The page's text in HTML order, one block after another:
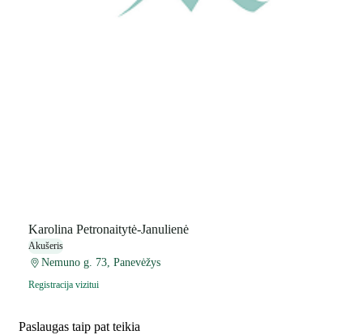
Karolina Petronaitytė-Janulienė
Akušeris
Nemuno g. 73, Panevėžys
Registracija vizitui
Paslaugas taip pat teikia